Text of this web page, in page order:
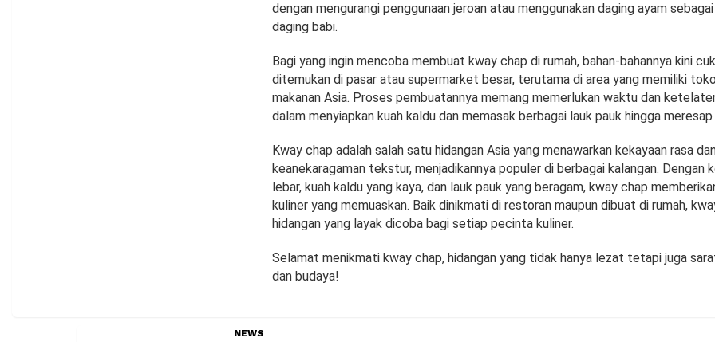
dengan mengurangi penggunaan jeroan atau menggunakan daging ayam
daging babi.
Bagi yang ingin mencoba membuat kway chap di rumah, bahan-bahannya kini
ditemukan di pasar atau supermarket besar, terutama di area yang memiliki
makanan Asia. Proses pembuatannya memang memerlukan waktu dan
dalam menyiapkan kuah kaldu dan memasak berbagai lauk pauk hingga
Kway chap adalah salah satu hidangan Asia yang menawarkan kekayaan rasa
keanekaragaman tekstur, menjadikannya populer di berbagai kalangan. Dengan
lebar, kuah kaldu yang kaya, dan lauk pauk yang beragam, kway chap
kuliner yang memuaskan. Baik dinikmati di restoran maupun dibuat di rumah,
hidangan yang layak dicoba bagi setiap pecinta kuliner.
Selamat menikmati kway chap, hidangan yang tidak hanya lezat tetapi juga
dan budaya!
NEWS